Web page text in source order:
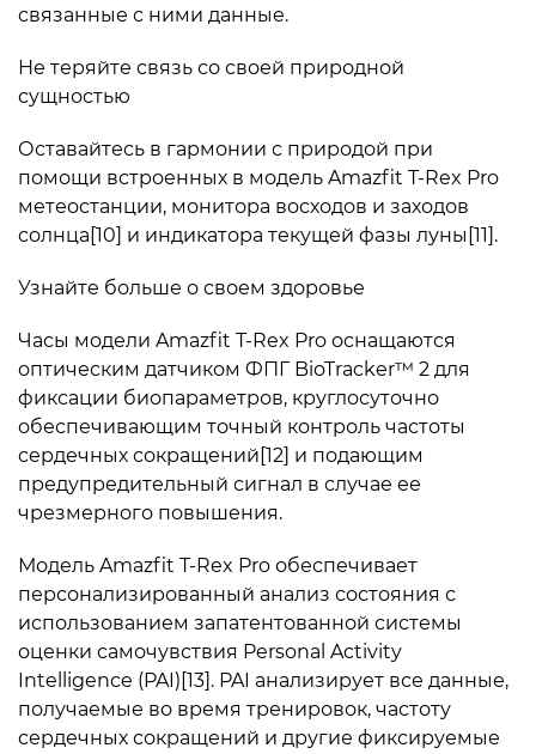
связанные с ними данные.
Не теряйте связь со своей природной
сущностью
Оставайтесь в гармонии с природой при
помощи встроенных в модель Amazfit T-Rex Pro
метеостанции, монитора восходов и заходов
солнца[10] и индикатора текущей фазы луны[11].
Узнайте больше о своем здоровье
Часы модели Amazfit T-Rex Pro оснащаются
оптическим датчиком ФПГ BioTracker™ 2 для
фиксации биопараметров, круглосуточно
обеспечивающим точный контроль частоты
сердечных сокращений[12] и подающим
предупредительный сигнал в случае ее
чрезмерного повышения.
Модель Amazfit T-Rex Pro обеспечивает
персонализированный анализ состояния с
использованием запатентованной системы
оценки самочувствия Personal Activity
Intelligence (PAI)[13]. PAI анализирует все данные,
получаемые во время тренировок, частоту
сердечных сокращений и другие фиксируемые